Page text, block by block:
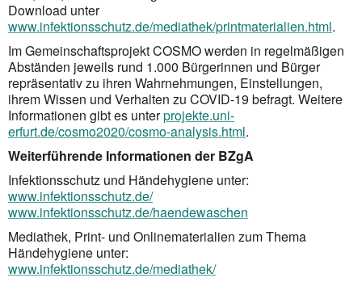
Download unter
www.infektionsschutz.de/mediathek/printmaterialien.html.
Im Gemeinschaftsprojekt COSMO werden in regelmäßigen
Abständen jeweils rund 1.000 Bürgerinnen und Bürger
repräsentativ zu ihren Wahrnehmungen, Einstellungen,
ihrem Wissen und Verhalten zu COVID-19 befragt. Weitere
Informationen gibt es unterprojekte.uni-
erfurt.de/cosmo2020/cosmo-analysis.html.
Weiterführende Informationen der BZgA
Infektionsschutz und Händehygiene unter:
www.infektionsschutz.de/
www.infektionsschutz.de/haendewaschen
Mediathek, Print- und Onlinematerialien zum Thema
Händehygiene unter:
www.infektionsschutz.de/mediathek/